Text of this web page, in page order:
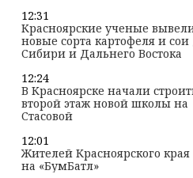
12:31
Красноярские ученые
новые сорта картофеля и сои
Сибири и Дальнего Востока
12:24
В Красноярске начали
второй этаж новой школы на
Стасовой
12:01
Жителей Красноярского края
на «БумБатл»